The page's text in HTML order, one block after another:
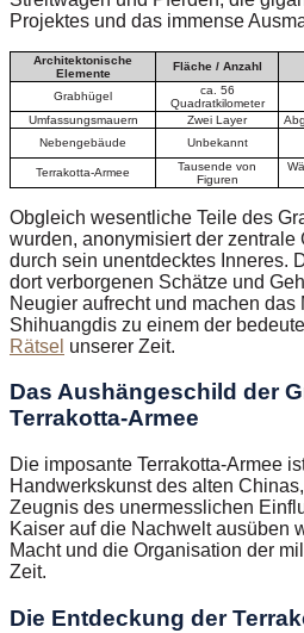
Projektes und das immense
Architektonische
Elemente
Fläche / Anzahl
Grabhügel
ca. 56
Quadratkilometer
Umfassungsmauern
Zwei Layer
Nebengebäude
Unbekannt
Terrakotta-Armee
Tausende von
Figuren
Obgleich wesentliche Teile des
wurden, anonymisiert der zentrale
durch sein unentdecktes Inneres.
dort verborgenen Schätze und
Neugier aufrecht und machen das
Shihuangdis zu einem der
Rätsel unserer Zeit.
Das Aushängeschild der
Terrakotta-Armee
Die imposante Terrakotta-Armee
Handwerkskunst des alten
Zeugnis des unermesslichen
Kaiser auf die Nachwelt ausüben
Macht und die Organisation der
Zeit.
Die Entdeckung der